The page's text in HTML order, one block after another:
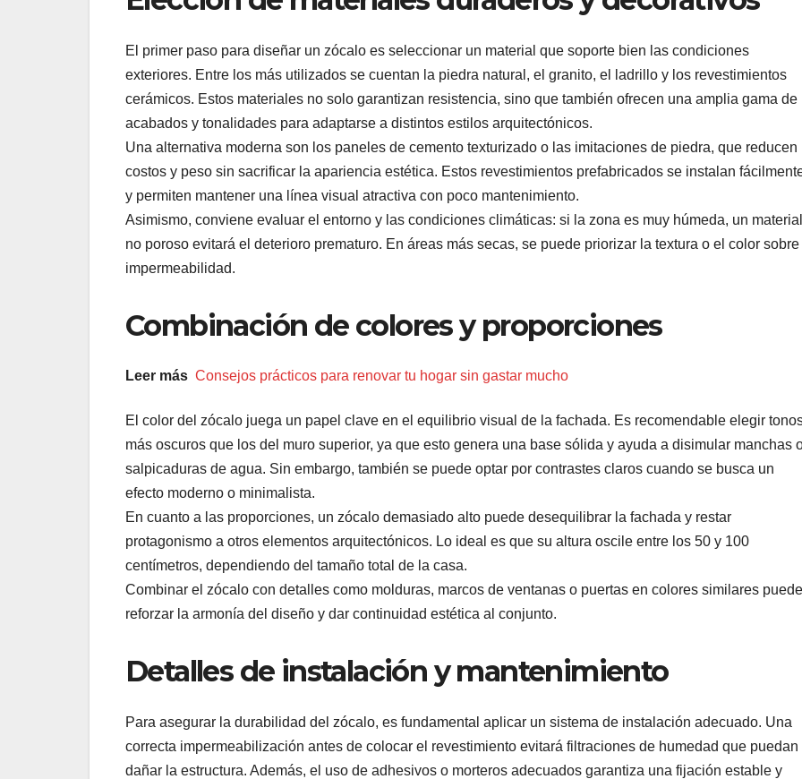
El primer paso para diseñar un zócalo es seleccionar un material que soporte bien las condiciones
exteriores. Entre los más utilizados se cuentan la piedra natural, el granito, el ladrillo y los revestimientos
cerámicos. Estos materiales no solo garantizan resistencia, sino que también ofrecen una amplia gama de
acabados y tonalidades para adaptarse a distintos estilos arquitectónicos.
Una alternativa moderna son los paneles de cemento texturizado o las imitaciones de piedra, que reducen
costos y peso sin sacrificar la apariencia estética. Estos revestimientos prefabricados se instalan
y permiten mantener una línea visual atractiva con poco mantenimiento.
Asimismo, conviene evaluar el entorno y las condiciones climáticas: si la zona es muy húmeda, un material
no poroso evitará el deterioro prematuro. En áreas más secas, se puede priorizar la textura o el color
impermeabilidad.
Combinación de colores y proporciones
Leer más Consejos prácticos para renovar tu hogar sin gastar mucho
El color del zócalo juega un papel clave en el equilibrio visual de la fachada. Es recomendable elegir
más oscuros que los del muro superior, ya que esto genera una base sólida y ayuda a disimular manchas
salpicaduras de agua. Sin embargo, también se puede optar por contrastes claros cuando se busca un
efecto moderno o minimalista.
En cuanto a las proporciones, un zócalo demasiado alto puede desequilibrar la fachada y restar
protagonismo a otros elementos arquitectónicos. Lo ideal es que su altura oscile entre los 50 y 100
centímetros, dependiendo del tamaño total de la casa.
Combinar el zócalo con detalles como molduras, marcos de ventanas o puertas en colores similares puede
reforzar la armonía del diseño y dar continuidad estética al conjunto.
Detalles de instalación y mantenimiento
Para asegurar la durabilidad del zócalo, es fundamental aplicar un sistema de instalación adecuado. Una
correcta impermeabilización antes de colocar el revestimiento evitará filtraciones de humedad que puedan
dañar la estructura. Además, el uso de adhesivos o morteros adecuados garantiza una fijación estable y